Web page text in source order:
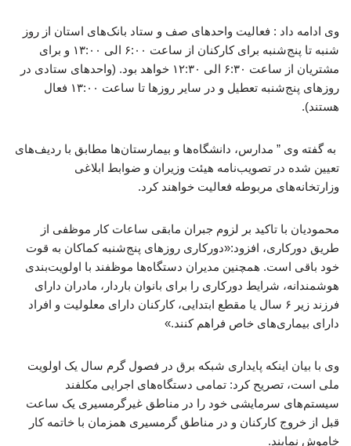
وی ادامه داد : فعالیت واحدهای صف و ستاد بانک‌های استان از روز
شنبه تا پنج‌شنبه برای کارکنان از ساعت ۶:۰۰ الی ۱۳:۰۰ و برای
مشتریان از ساعت ۶:۳۰ الی ۱۲:۳۰ خواهد بود. (واحدهای ستادی در
روزهای پنج‌شنبه تعطیل و در سایر روزها تا ساعت ۱۳:۰۰ فعال
هستند).
به گفته وی ” مدارس، دانشگاه‌ها و بیمارستان‌ها مطابق با ردیف‌های
تعیین شده در تصویب‌نامه هیئت وزیران و ضوابط ابلاغی
وزارتخانه‌های مربوطه فعالیت خواهند کرد.
محمودیان با تاکید بر لزوم جبران مابقی ساعات کار موظفی از
طریق دورکاری، افزود:«دورکاری روزهای پنج‌شنبه کماکان به قوت
خود باقی است. همچنین مدیران دستگاه‌ها موظفند با اولویت‌بندی
هوشمندانه، شرایط دورکاری را برای بانوان باردار، مادران دارای
فرزند زیر ۶ سال یا مقطع ابتدایی، کارکنان دارای معلولیت و افراد
دارای بیماری‌های خاص فراهم کنند.»
وی با بیان اینکه پایداری شبکه برق در فصول گرم سال یک اولویت
ملی است، تصریح کرد: تمامی دستگاه‌های اجرایی مکلفند
سیستم‌های سرمایشی خود را در مناطق غیرگرمسیری یک ساعت
قبل از خروج کارکنان و در مناطق گرمسیری همزمان با خاتمه کار
خاموش نمایند.